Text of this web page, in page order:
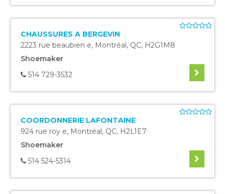
CHAUSSURES A BERGEVIN
2223 rue beaubien e, Montréal, QC, H2G1M8
Shoemaker
514 729-3532
COORDONNERIE LAFONTAINE
924 rue roy e, Montréal, QC, H2L1E7
Shoemaker
514 524-5314